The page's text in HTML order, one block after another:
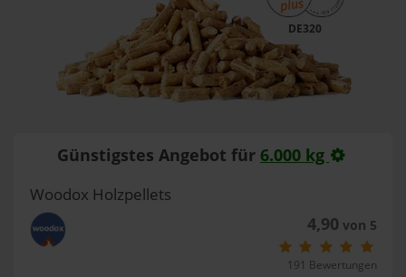
DE320
Günstigstes Angebot für 6.000 kg
Woodox Holzpellets
4,90 von 5
191 Bewertungen